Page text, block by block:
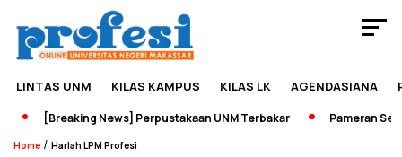
LINTAS UNM KILAS KAMPUS KILAS LK AGENDASIANA
[Breaking News] Perpustakaan UNM Terbakar Pameran
Home / Harlah LPM Profesi